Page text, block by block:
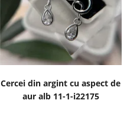
Cercei din argint cu aspect de
aur alb 11-1-i22175